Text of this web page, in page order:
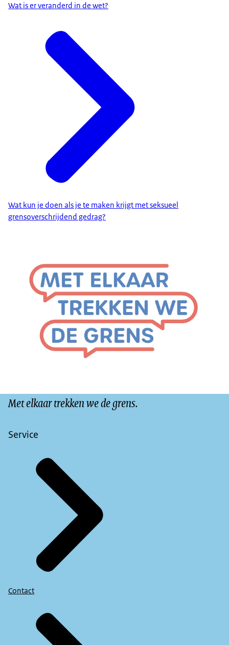
Wat is er veranderd in de wet?
Wat kun je doen als je te maken krijgt met seksueel
grensoverschrijdend gedrag?
Met elkaar trekken we de grens.
Service
Contact